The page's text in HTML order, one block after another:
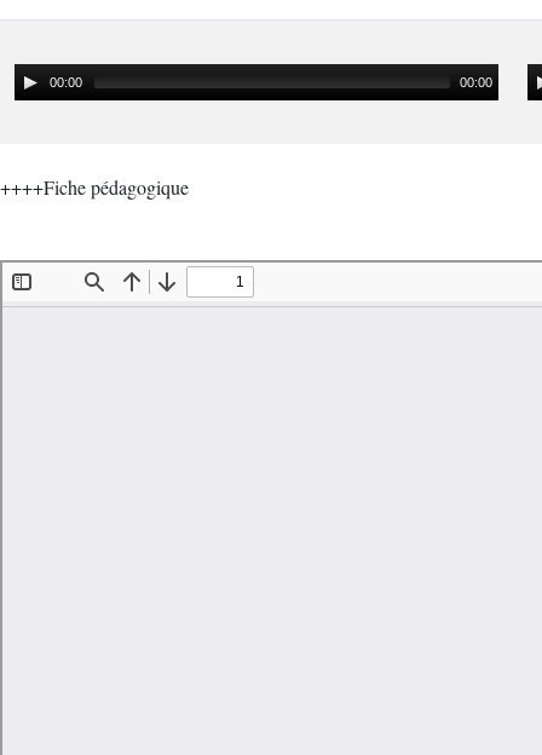
00:00 00:00
++++Fiche pédagogique